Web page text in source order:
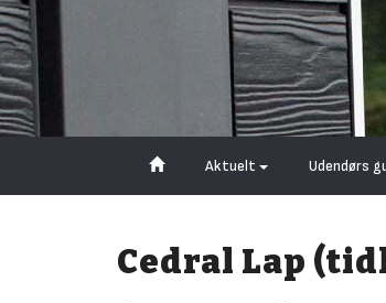
Aktuelt Udendørs
Cedral Lap